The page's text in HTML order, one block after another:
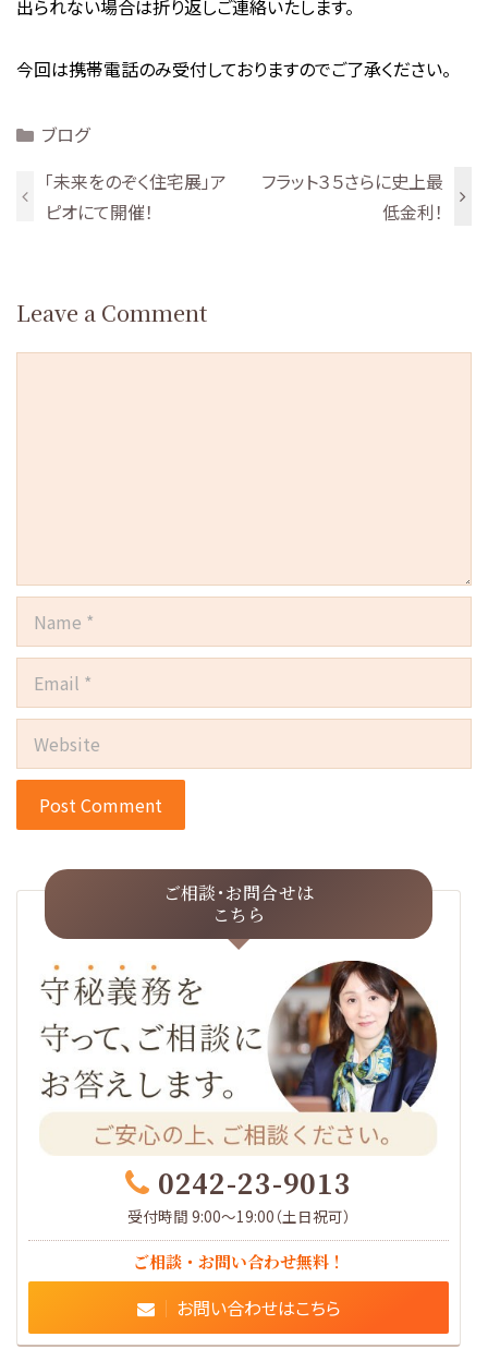
出られない場合は折り返しご連絡いたします。
今回は携帯電話のみ受付しておりますのでご了承ください。
Categories
ブログ
「未来をのぞく住宅展」ア
ピオにて開催！
フラット３５さらに史上最
低金利！
Leave a Comment
Name
Email
Website
ご相談･お問合せは
こちら
0242-23-9013
受付時間 9:00～19:00（土日祝可）
ご相談・お問い合わせ無料！
お問い合わせはこちら